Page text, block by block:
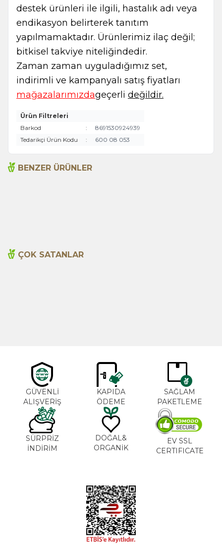
destek ürünleri ile ilgili, hastalık adı veya
endikasyon belirterek tanıtım
yapılmamaktadır. Ürünlerimiz ilaç değil;
bitkisel takviye niteliğindedir.
Zaman zaman uyguladığımız set,
indirimli ve kampanyalı satış fiyatları
mağazalarımızdageçerli değildir.
Ürün Filtreleri
Barkod
:
8691530924939
Tedarikçi Ürün Kodu
: 600 08 053
BENZER ÜRÜNLER
ÇOK SATANLAR
GÜVENLİ
ALIŞVERİŞ
KAPIDA
ÖDEME
SAĞLAM
PAKETLEME
SÜRPRİZ
İNDİRİM
DOĞAL&
ORGANİK
EV SSL
CERTIFICATE